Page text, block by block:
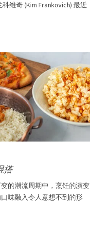
维奇 (Kim Frankovich) 最近
搭
的潮流周期中，烹饪的演变
味融入令人意想不到的形